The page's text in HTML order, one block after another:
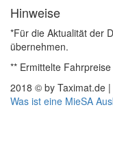
Hinweise
*Für die Aktualität der
übernehmen.
** Ermittelte
2018 © by Taximat.de |
Was ist eine MieSA